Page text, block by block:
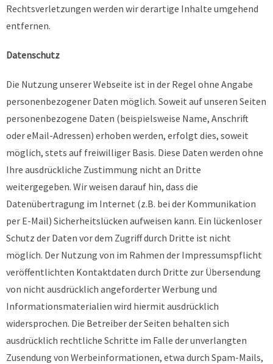
Rechtsverletzungen werden wir derartige Inhalte umgehend
entfernen.
Datenschutz
Die Nutzung unserer Webseite ist in der Regel ohne Angabe
personenbezogener Daten möglich. Soweit auf unseren Seiten
personenbezogene Daten (beispielsweise Name, Anschrift
oder eMail-Adressen) erhoben werden, erfolgt dies, soweit
möglich, stets auf freiwilliger Basis. Diese Daten werden ohne
Ihre ausdrückliche Zustimmung nicht an Dritte
weitergegeben. Wir weisen darauf hin, dass die
Datenübertragung im Internet (z.B. bei der Kommunikation
per E-Mail) Sicherheitslücken aufweisen kann. Ein lückenloser
Schutz der Daten vor dem Zugriff durch Dritte ist nicht
möglich. Der Nutzung von im Rahmen der Impressumspflicht
veröffentlichten Kontaktdaten durch Dritte zur Übersendung
von nicht ausdrücklich angeforderter Werbung und
Informationsmaterialien wird hiermit ausdrücklich
widersprochen. Die Betreiber der Seiten behalten sich
ausdrücklich rechtliche Schritte im Falle der unverlangten
Zusendung von Werbeinformationen, etwa durch Spam-Mails,